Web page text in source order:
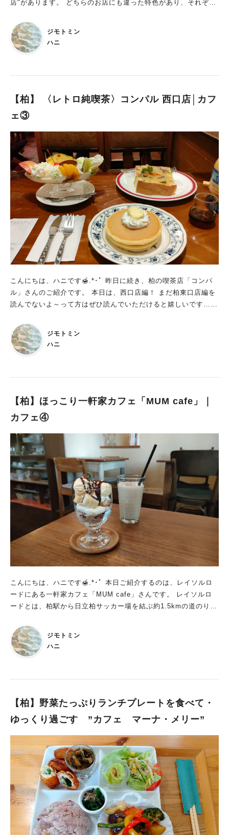
店"があります。 どちらのお店にも違った特色があり、それぞれ
す。
ジモトミン
ハニ
【柏】 〈レトロ純喫茶〉コンパル 西口店│カフ
ェ③
こんにちは、ハニです🍯.*･ﾟ 昨日に続き、柏の喫茶店「コンパ
ル」さんのご紹介です。 本日は、西口店編！ まだ柏東口店編を
読んでないよ～って方はぜひ読んでいただけると嬉しいです…！
ジモトミン
ハニ
【柏】ほっこり一軒家カフェ「MUM cafe」｜
カフェ④
こんにちは、ハニです🍯.*･ﾟ 本日ご紹介するのは、レイソルロ
ードにある一軒家カフェ「MUM cafe」さんです。 レイソルロ
ードとは、柏駅から日立柏サッカー場を結ぶ約1.5kmの道のりの
します。
ジモトミン
ハニ
【柏】野菜たっぷりランチプレートを食べて・
ゆっくり過ごす ”カフェ マーナ・メリー”